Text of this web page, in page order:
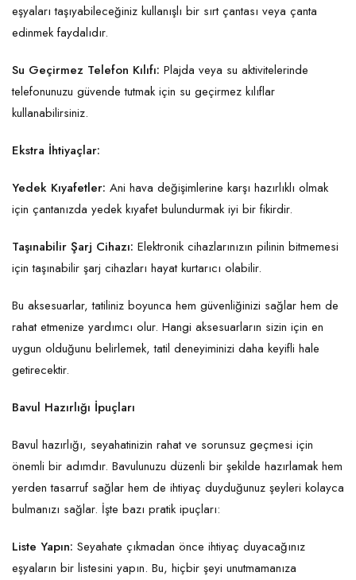
eşyaları taşıyabileceğiniz kullanışlı bir sırt çantası veya çanta
edinmek faydalıdır.
Su Geçirmez Telefon Kılıfı: Plajda veya su aktivitelerinde
telefonunuzu güvende tutmak için su geçirmez kılıflar
kullanabilirsiniz.
Ekstra İhtiyaçlar:
Yedek Kıyafetler: Ani hava değişimlerine karşı hazırlıklı olmak
için çantanızda yedek kıyafet bulundurmak iyi bir fikirdir.
Taşınabilir Şarj Cihazı: Elektronik cihazlarınızın pilinin bitmemesi
için taşınabilir şarj cihazları hayat kurtarıcı olabilir.
Bu aksesuarlar, tatiliniz boyunca hem güvenliğinizi sağlar hem de
rahat etmenize yardımcı olur. Hangi aksesuarların sizin için en
uygun olduğunu belirlemek, tatil deneyiminizi daha keyifli hale
getirecektir.
Bavul Hazırlığı İpuçları
Bavul hazırlığı, seyahatinizin rahat ve sorunsuz geçmesi için
önemli bir adımdır. Bavulunuzu düzenli bir şekilde hazırlamak hem
yerden tasarruf sağlar hem de ihtiyaç duyduğunuz şeyleri kolayca
bulmanızı sağlar. İşte bazı pratik ipuçları:
Liste Yapın: Seyahate çıkmadan önce ihtiyaç duyacağınız
eşyaların bir listesini yapın. Bu, hiçbir şeyi unutmamanıza